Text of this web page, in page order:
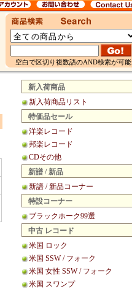
空白で区切り複数語のAND検索が可能
新入荷商品
新入荷商品リスト
特価品セール
洋楽レコード
邦楽レコード
CDその他
新譜 / 新品
新譜 / 新品コーナー
特設コーナー
ブラックホーク99選
中古 レコード
米国 ロック
米国 SSW / フォーク
米国 女性 SSW / フォーク
米国 スワンプ